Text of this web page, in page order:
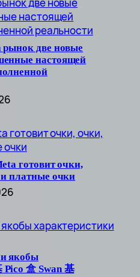
рынок две новые
настоящей
готовит очки,
платные очки
якобы
Pico 盒 Swan 基